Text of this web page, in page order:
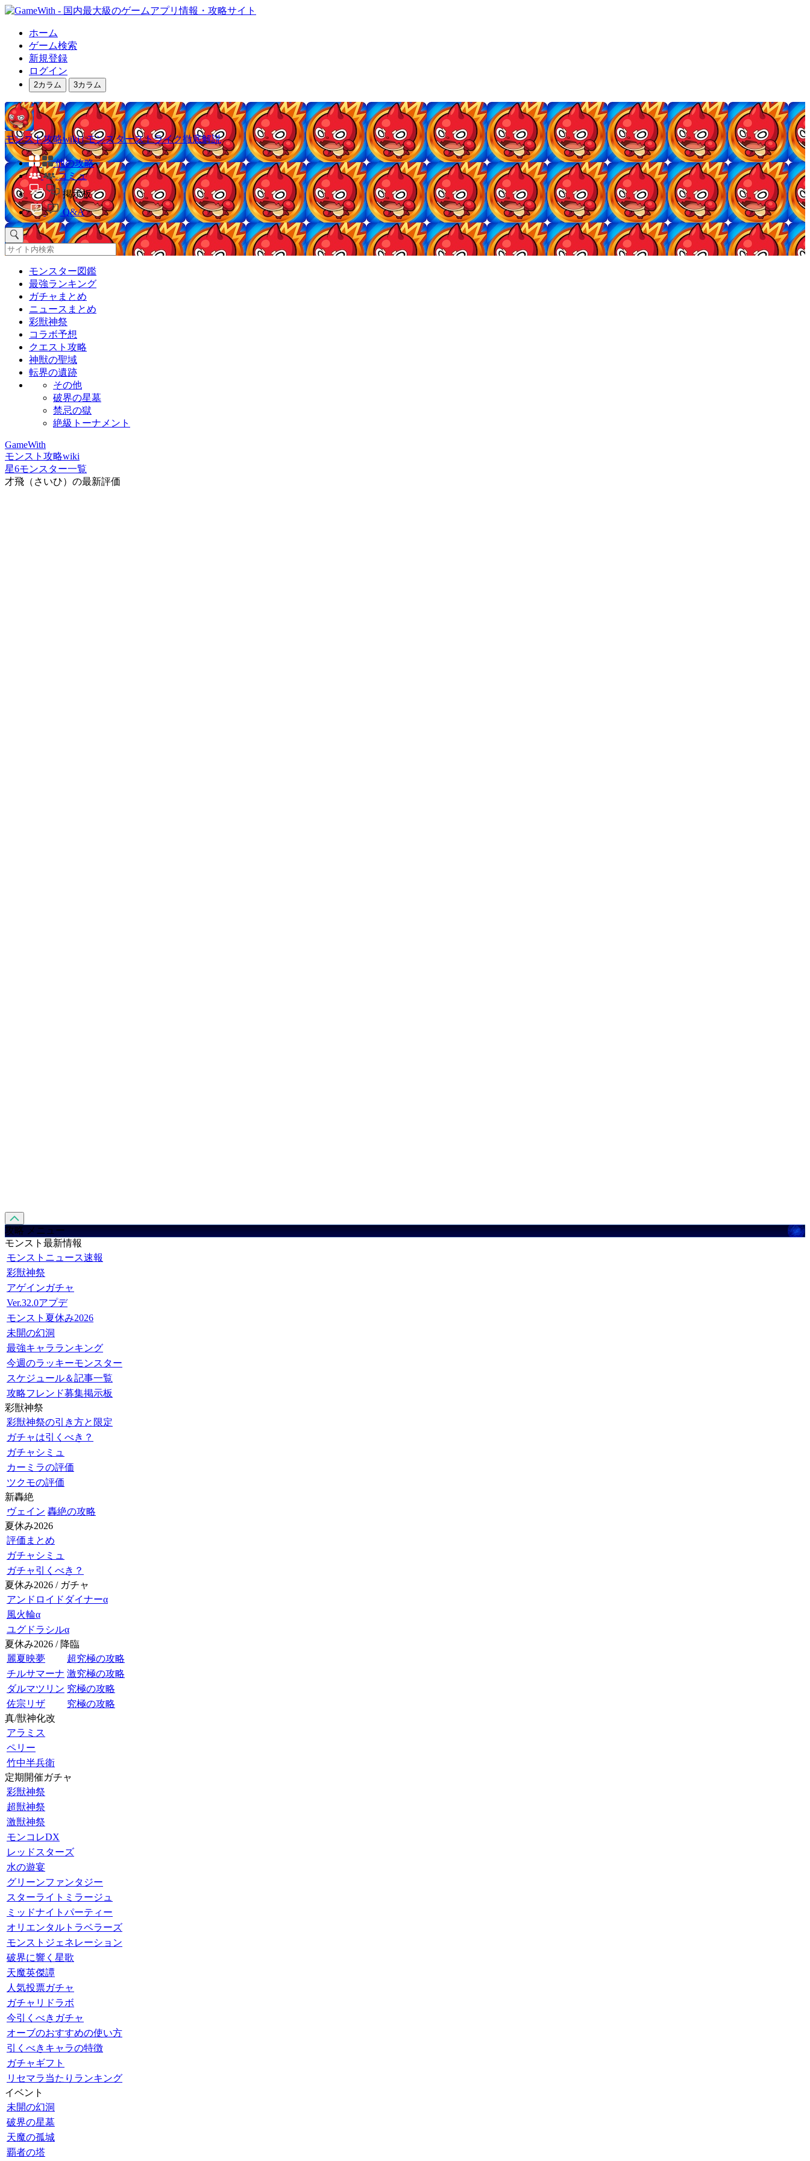
ホーム
ゲーム検索
新規登録
ログイン
2カラム 3カラム
モンスト攻略wiki | モンスターストライク徹底解説
他の攻略
コミュ
掲示板
Q&A
モンスター図鑑
最強ランキング
ガチャまとめ
ニュースまとめ
彩獣神祭
コラボ予想
クエスト攻略
神獣の聖域
転界の遺跡
その他
破界の星墓
禁忌の獄
絶級トーナメント
GameWith
モンスト攻略wiki
星6モンスター一覧
才飛（さいひ）の最新評価
攻略 メニュー
モンスト最新情報
モンストニュース速報
彩獣神祭
アゲインガチャ
Ver.32.0アプデ
モンスト夏休み2026
未開の幻洞
最強キャラランキング
今週のラッキーモンスター
スケジュール＆記事一覧
攻略フレンド募集掲示板
彩獣神祭
彩獣神祭の引き方と限定
ガチャは引くべき？
ガチャシミュ
カーミラの評価
ツクモの評価
新轟絶
ヴェイン 轟絶の攻略
夏休み2026
評価まとめ
ガチャシミュ
ガチャ引くべき？
夏休み2026 / ガチャ
アンドロイドダイナーα
風火輪α
ユグドラシルα
夏休み2026 / 降臨
麗夏映夢
超究極の攻略
チルサマーナ 激究極の攻略
ダルマツリン 究極の攻略
佐宗リザ
究極の攻略
真/獣神化改
アラミス
ペリー
竹中半兵衛
定期開催ガチャ
彩獣神祭
超獣神祭
激獣神祭
モンコレDX
レッドスターズ
水の遊宴
グリーンファンタジー
スターライトミラージュ
ミッドナイトパーティー
オリエンタルトラベラーズ
モンストジェネレーション
破界に響く星歌
天魔英傑譚
人気投票ガチャ
ガチャリドラボ
今引くべきガチャ
オーブのおすすめの使い方
引くべきキャラの特徴
ガチャギフト
リセマラ当たりランキング
イベント
未開の幻洞
破界の星墓
天魔の孤城
覇者の塔